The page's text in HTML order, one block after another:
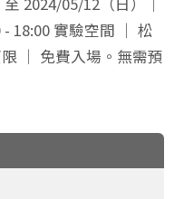
18:00 實驗空間 ｜ 松
｜ 免費入場。無需預